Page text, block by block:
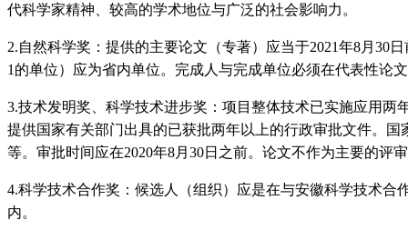
代科学家精神、较高的学术地位与广泛的社会影响力。
2.自然科学奖：提供的主要论文（专著）应当于2021年8月 30
1 的单位）应为省内单位。完成人与完成单位必须在代表性论
3.技术发明奖、科学技术进步奖：项目整体技术已实施应用两
提供国家有关部门出具的已获批两年以上的行政审批文件。
等。审批时间应在2020年8月 30日之前。论文不作为主要的评
4.科学技术合作奖：候选人（组织）应是在与安徽科学技术
内。